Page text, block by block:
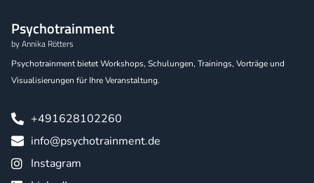
Psychotrainment
by Annika Rötters
Psychotrainment bietet Workshops, Schulungen, Trainings, Vorträge und
Visualisierungen für Ihre Veranstaltung.
+491628102260
info@psychotrainment.de
Instagram